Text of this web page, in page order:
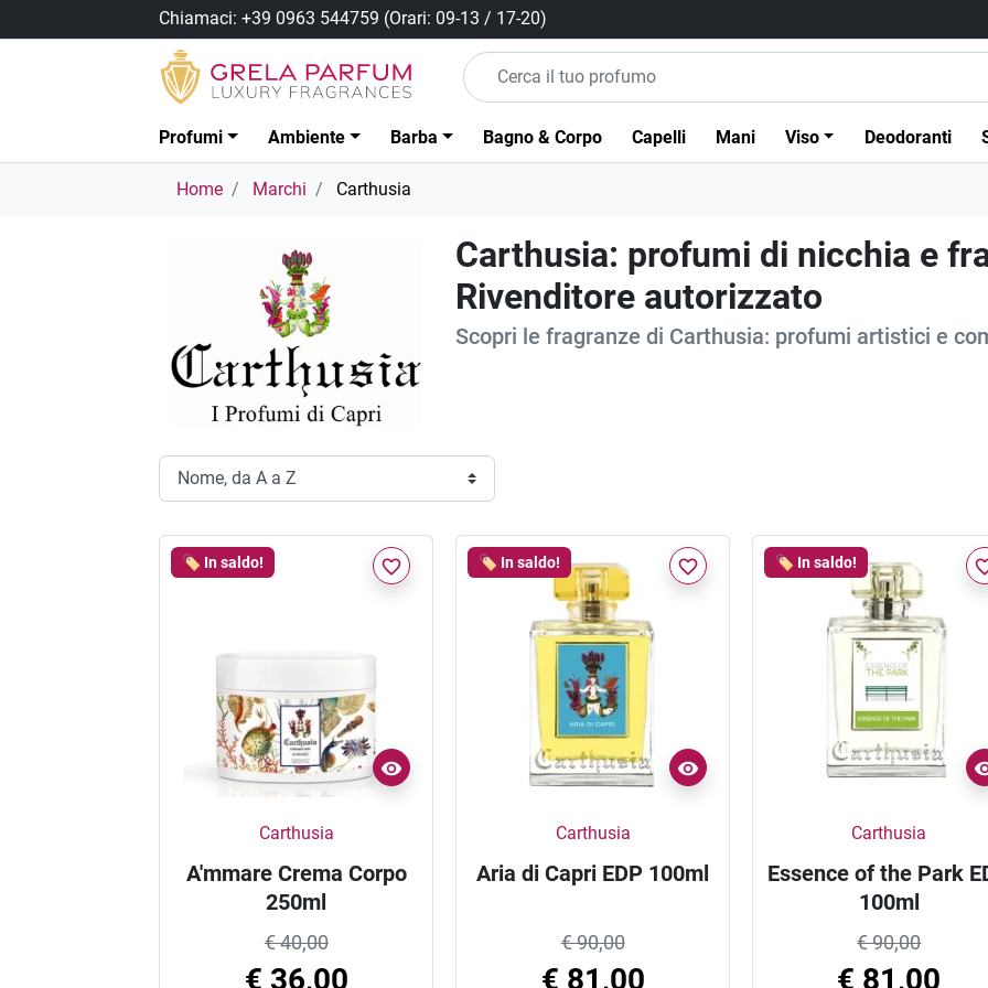
Chiamaci:+39 0963 544759 (Orari: 09-13 / 17-20)
Profumi Ambiente Barba Bagno & Corpo Capelli Mani Viso Deodoranti
Home Marchi Carthusia
Carthusia: profumi di nicchia e
Rivenditore autorizzato
Scopri le fragranze di Carthusia: profumi artistici e
🏷️ In saldo! favorite_border
Carthusia
A'mmare Crema Corpo
250ml
€ 40,00
€ 36,00
🏷️ In saldo! favorite_border
Carthusia
Aria di Capri EDP 100ml
€ 90,00
€ 81,00
🏷️ In saldo!
Carthusia
Essence of the Park
100ml
€ 90,00
€ 81,00